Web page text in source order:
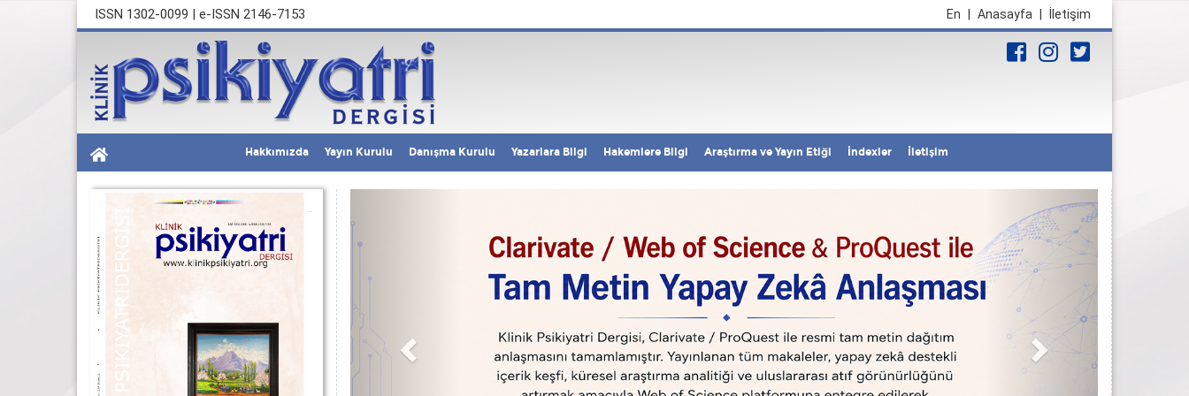
ISSN 1302-0099 | e-ISSN 2146-7153 İletişim
Anasayfa
En
Hakkımızda Yayın Kurulu Danışma Kurulu Yazarlara Bilgi Hakemlere Bilgi Araştırma ve Yayın Etiği İndexler İletişim